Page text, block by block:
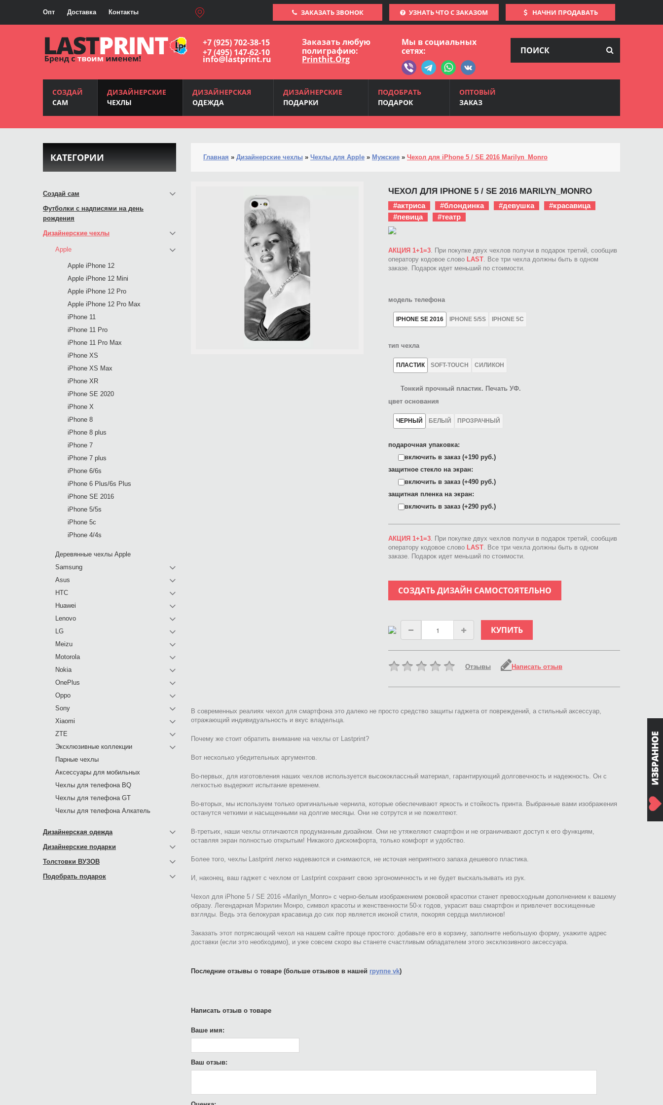
Опт Доставка Контакты ЗАКАЗАТЬ ЗВОНОК УЗНАТЬ ЧТО С ЗАКАЗОМ НАЧНИ ПРОДАВАТЬ
+7 (925) 702-38-15
+7 (495) 147-62-10
info@lastprint.ru
Заказать любую
полиграфию:
Printhit.Org
Мы в социальных
сетях:
СОЗДАЙ
САМ
ДИЗАЙНЕРСКИЕ
ЧЕХЛЫ
ДИЗАЙНЕРСКАЯ
ОДЕЖДА
ДИЗАЙНЕРСКИЕ
ПОДАРКИ
ПОДОБРАТЬ
ПОДАРОК
ОПТОВЫЙ
ЗАКАЗ
Главная » Дизайнерские чехлы » Чехлы для Apple » Мужские » Чехол для iPhone 5 / SE 2016 Marilyn_Monro
ЧЕХОЛ ДЛЯ IPHONE 5 / SE 2016 MARILYN_MONRO
#актриса #блондинка #девушка
#красавица
#певица
#театр
АКЦИЯ 1+1=3. При покупке двух чехлов получи в подарок третий, сообщив
оператору кодовое слово LAST. Все три чехла должны быть в одном
заказе. Подарок идет меньший по стоимости.
модель телефона
IPHONE SE 2016 IPHONE 5/5S IPHONE 5C
тип чехла
ПЛАСТИК SOFT-TOUCH СИЛИКОН
Тонкий прочный пластик. Печать УФ.
цвет основания
ЧЕРНЫЙ БЕЛЫЙ ПРОЗРАЧНЫЙ
подарочная упаковка:
включить в заказ (+190 руб.)
защитное стекло на экран:
включить в заказ (+490 руб.)
защитная пленка на экран:
включить в заказ (+290 руб.)
АКЦИЯ 1+1=3. При покупке двух чехлов получи в подарок третий, сообщив
оператору кодовое слово LAST. Все три чехла должны быть в одном
заказе. Подарок идет меньший по стоимости.
СОЗДАТЬ ДИЗАЙН САМОСТОЯТЕЛЬНО
КУПИТЬ
Отзывы Написать отзыв
В современных реалиях чехол для смартфона это далеко не просто средство защиты гаджета от повреждений, а стильный аксессуар,
отражающий индивидуальность и вкус владельца.
Почему же стоит обратить внимание на чехлы от Lastprint?
Вот несколько убедительных аргументов.
Во-первых, для изготовления наших чехлов используется высококлассный материал, гарантирующий долговечность и надежность. Он с
легкостью выдержит испытание временем.
Во-вторых, мы используем только оригинальные чернила, которые обеспечивают яркость и стойкость принта. Выбранные вами изображения
останутся четкими и насыщенными на долгие месяцы. Они не сотрутся и не пожелтеют.
В-третьих, наши чехлы отличаются продуманным дизайном. Они не утяжеляют смартфон и не ограничивают доступ к его функциям,
оставляя экран полностью открытым! Никакого дискомфорта, только комфорт и удобство.
Более того, чехлы Lastprint легко надеваются и снимаются, не источая неприятного запаха дешевого пластика.
И, наконец, ваш гаджет с чехлом от Lastprint сохранит свою эргономичность и не будет выскальзывать из рук.
Чехол для iPhone 5 / SE 2016 «Marilyn_Monro» с черно-белым изображением роковой красотки станет превосходным дополнением к вашему
образу. Легендарная Мэрилин Монро, символ красоты и женственности 50-х годов, украсит ваш смартфон и привлечет восхищенные
взгляды. Ведь эта белокурая красавица до сих пор является иконой стиля, покоряя сердца миллионов!
Заказать этот потрясающий чехол на нашем сайте проще простого: добавьте его в корзину, заполните небольшую форму, укажите адрес
доставки (если это необходимо), и уже совсем скоро вы станете счастливым обладателем этого эксклюзивного аксессуара.
Последние отзывы о товаре (больше отзывов в нашей группе vk)
Написать отзыв о товаре
Ваше имя:
Ваш отзыв:
КАТЕГОРИИ
Создай сам
Футболки с надписями на день
рождения
Дизайнерские чехлы
Apple
Apple iPhone 12
Apple iPhone 12 Mini
Apple iPhone 12 Pro
Apple iPhone 12 Pro Max
iPhone 11
iPhone 11 Pro
iPhone 11 Pro Max
iPhone XS
iPhone XS Max
iPhone XR
iPhone SE 2020
iPhone X
iPhone 8
iPhone 8 plus
iPhone 7
iPhone 7 plus
iPhone 6/6s
iPhone 6 Plus/6s Plus
iPhone SE 2016
iPhone 5/5s
iPhone 5c
iPhone 4/4s
Деревянные чехлы Apple
Samsung
Asus
HTC
Huawei
Lenovo
LG
Meizu
Motorola
Nokia
OnePlus
Oppo
Sony
Xiaomi
ZTE
Эксклюзивные коллекции
Парные чехлы
Аксессуары для мобильных
Чехлы для телефона BQ
Чехлы для телефона GT
Чехлы для телефона Алкатель
Дизайнерская одежда
Дизайнерские подарки
Толстовки ВУЗОВ
Подобрать подарок